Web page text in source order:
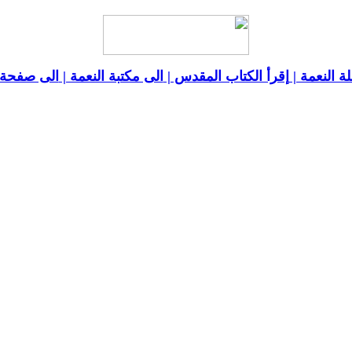
النعمة | إقرأ الكتاب المقدس | الى مكتبة النعمة | الى صفحة